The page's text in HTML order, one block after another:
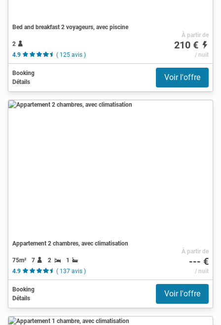
Bed and breakfast 2 voyageurs, avec piscine
2
4.9
( 125 avis )
À partir de
210 €
/ nuit
Booking
Détails
Voir l'offre
Appartement 2 chambres, avec climatisation
75m² 7 2
1
4.9
( 137 avis )
À partir de
--- €
/ nuit
Booking
Détails
Voir l'offre